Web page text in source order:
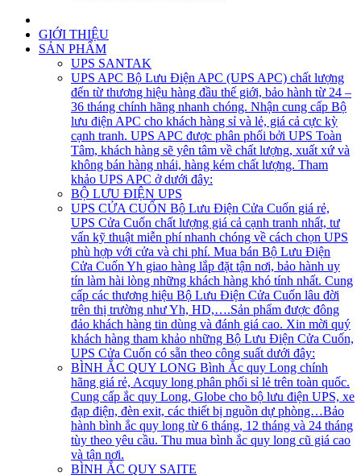
GIỚI THIỆU
SẢN PHẨM
UPS SANTAK
UPS APC Bộ Lưu Điện APC (UPS APC) chất lượng
đến từ thương hiệu hàng đầu thế giới, bảo hành từ 24 –
36 tháng chính hãng nhanh chóng. Nhận cung cấp Bộ
lưu điện APC cho khách hàng sỉ và lẻ, giá cả cực kỳ
cạnh tranh. UPS APC được phân phối bởi UPS Toàn
Tâm, khách hàng sẽ yên tâm về chất lượng, xuất xứ và
không bán hàng nhái, hàng kém chất lượng. Tham
khảo UPS APC ở dưới đây:
BỘ LƯU ĐIỆN UPS
UPS CỬA CUỐN Bộ Lưu Điện Cửa Cuốn giá rẻ,
UPS Cửa Cuốn chất lượng giá cả cạnh tranh nhất, tư
vấn kỹ thuật miễn phí nhanh chóng về cách chọn UPS
phù hợp với cửa và chi phí. Mua bán Bộ Lưu Điện
Cửa Cuốn Yh giao hàng lắp đặt tận nơi, bảo hành uy
tín làm hài lòng những khách hàng khó tính nhất. Cung
cấp các thương hiệu Bộ Lưu Điện Cửa Cuốn lâu đời
trên thị trường như Yh, HD,….Sản phẩm được đông
đảo khách hàng tin dùng và đánh giá cao. Xin mời quý
khách hàng tham khảo những Bộ Lưu Điện Cửa Cuốn,
UPS Cửa Cuốn có sẵn theo công suất dưới đây:
BÌNH ẮC QUY LONG Bình Ắc quy Long chính
hãng giá rẻ, Acquy long phân phối sỉ lẻ trên toàn quốc.
Cung cấp ắc quy Long, Globe cho bộ lưu điện UPS, xe
đạp điện, đèn exit, các thiết bị nguồn dự phòng…Bảo
hành bình ắc quy long từ 6 tháng, 12 tháng và 24 tháng
tùy theo yêu cầu. Thu mua bình ắc quy long cũ giá cao
và tận nơi.
BÌNH ẮC QUY SAITE